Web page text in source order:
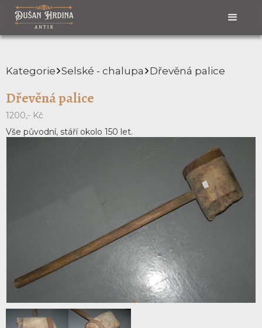
Kategorie Selské - chalupa Dřevěná palice
Dřevěná palice
1200,- Kč
Vše původní, stáří okolo 150 let.